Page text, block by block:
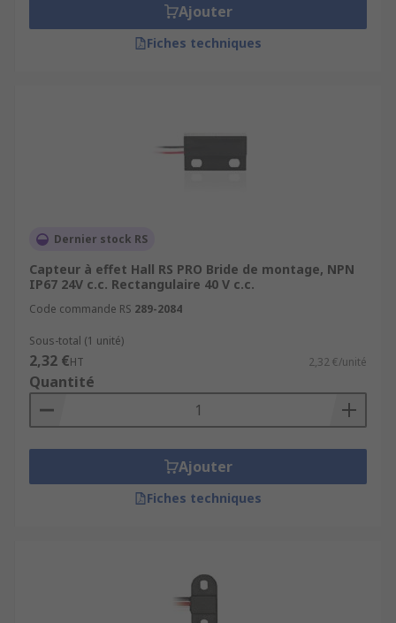
Ajouter
Fiches techniques
Dernier stock RS
Capteur à effet Hall RS PRO Bride de montage, NPN
IP67 24V c.c. Rectangulaire 40 V c.c.
Code commande RS 289-2084
Sous-total (1 unité)
2,32 €HT 2,32 €/unité
Quantité
Ajouter
Fiches techniques